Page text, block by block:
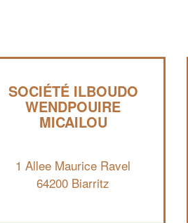
SOCIÉTÉ ILBOUDO
WENDPOUIRE
MICAILOU
1 Allee Maurice Ravel
64200 Biarritz